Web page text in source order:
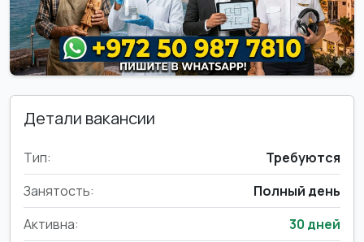
Детали вакансии
Тип:
Требуются
Занятость:
Полный день
Активна:
30 дней